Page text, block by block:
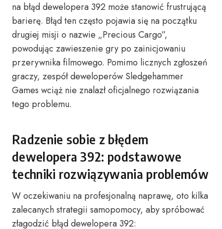
na błąd dewelopera 392 może stanowić frustrującą
barierę. Błąd ten często pojawia się na początku
drugiej misji o nazwie „Precious Cargo”,
powodując zawieszenie gry po zainicjowaniu
przerywnika filmowego. Pomimo licznych zgłoszeń
graczy, zespół deweloperów Sledgehammer
Games wciąż nie znalazł oficjalnego rozwiązania
tego problemu.
Radzenie sobie z błędem
dewelopera 392: podstawowe
techniki rozwiązywania problemów
W oczekiwaniu na profesjonalną naprawę, oto kilka
zalecanych strategii samopomocy, aby spróbować
złagodzić błąd dewelopera 392: